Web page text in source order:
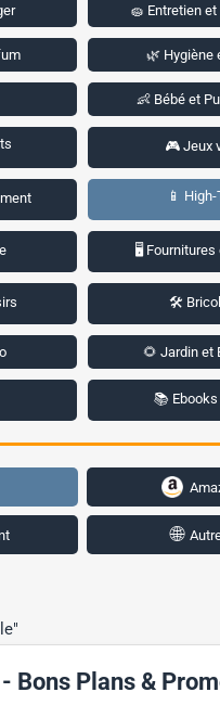
🧽 Entretien
🌿 Hygiène
👶 Bébé et
🎮 Jeux
📱
🖥️ Fournitures
🛠️
🌻 Jardin et
📚
🌐
Bons Plans &